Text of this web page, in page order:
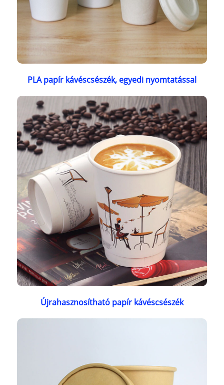
PLA papír kávéscsészék, egyedi nyomtatással
Újrahasznosítható papír kávéscsészék